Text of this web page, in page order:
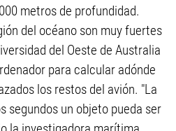
metros de profundidad.
del océano son muy fuertes
del Oeste de Australia
para calcular adónde
los restos del avión. "La
segundos un objeto pueda ser